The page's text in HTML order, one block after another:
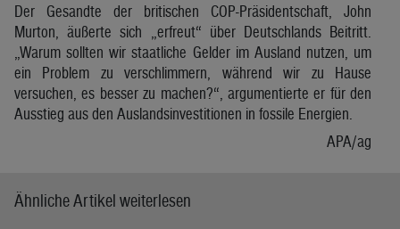
Der Gesandte der britischen COP-Präsidentschaft, John
Murton, äußerte sich „erfreut“ über Deutschlands Beitritt.
„Warum sollten wir staatliche Gelder im Ausland nutzen, um
ein Problem zu verschlimmern, während wir zu Hause
versuchen, es besser zu machen?“, argumentierte er für den
Ausstieg aus den Auslandsinvestitionen in fossile Energien.
APA/ag
Ähnliche Artikel weiterlesen